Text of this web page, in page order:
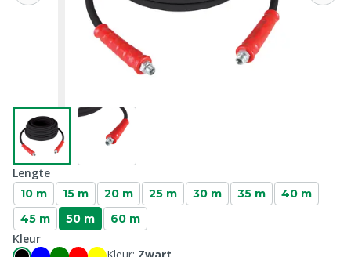
Lengte
10 m 15 m 20 m 25 m 30 m 35 m
40 m
45 m
50 m 60 m
Kleur